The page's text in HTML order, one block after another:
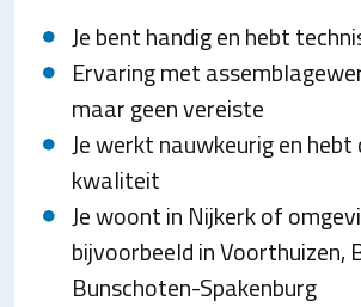
Je bent handig en hebt
Ervaring met
maar geen vereiste
Je werkt nauwkeurig en
kwaliteit
Je woont in Nijkerk of
bijvoorbeeld in Voorthuizen,
Bunschoten-Spakenburg